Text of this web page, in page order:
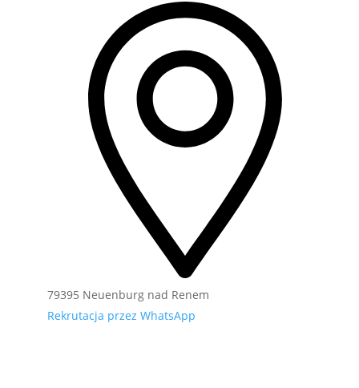
79395 Neuenburg nad Renem
Rekrutacja przez WhatsApp